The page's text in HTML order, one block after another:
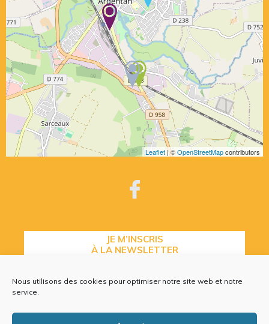
Nous utilisons des cookies pour optimiser notre site web et notre
service.
Leaflet | ©OpenStreetMapcontributors
JE M’INSCRIS
À LA NEWSLETTER